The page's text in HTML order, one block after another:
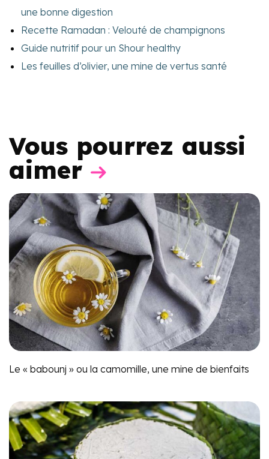
une bonne digestion
Recette Ramadan : Velouté de champignons
Guide nutritif pour un Shour healthy
Les feuilles d’olivier, une mine de vertus santé
Vous pourrez aussi
aimer
Le « babounj » ou la camomille, une mine de bienfaits